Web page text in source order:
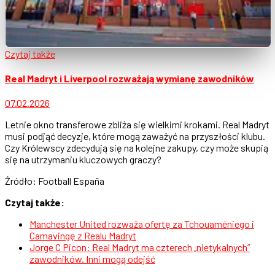
Czytaj także
Real Madryt i Liverpool rozważają wymianę zawodników
07.02.2026
Letnie okno transferowe zbliża się wielkimi krokami. Real Madryt
musi podjąć decyzje, które mogą zaważyć na przyszłości klubu.
Czy Królewscy zdecydują się na kolejne zakupy, czy może skupią
się na utrzymaniu kluczowych graczy?
Źródło: Football España
Czytaj także:
Manchester United rozważa ofertę za Tchouaméniego i
Camavingę z Realu Madryt
Jorge C Picon: Real Madryt ma czterech „nietykalnych”
zawodników. Inni mogą odejść